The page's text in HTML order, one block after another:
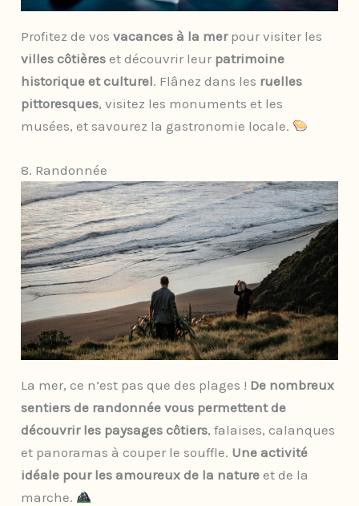
Profitez de vos vacances à la mer pour visiter les
villes côtières et découvrir leur patrimoine
historique et culturel. Flânez dans les ruelles
pittoresques, visitez les monuments et les
musées, et savourez la gastronomie locale.
8. Randonnée
La mer, ce n’est pas que des plages ! De nombreux
sentiers de randonnée vous permettent de
découvrir les paysages côtiers, falaises, calanques
et panoramas à couper le souffle. Une activité
idéale pour les amoureux de la nature et de la
marche.